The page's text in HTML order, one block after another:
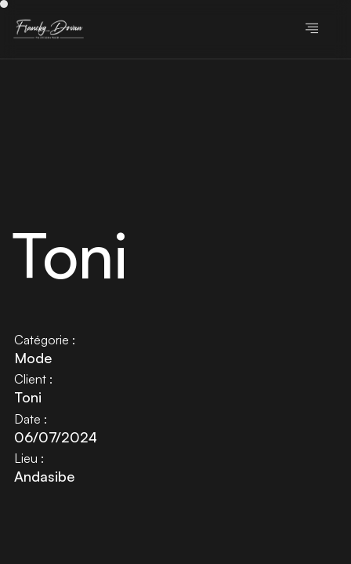
Toni
Catégorie :
Mode
Client :
Toni
Date :
06/07/2024
Lieu :
Andasibe